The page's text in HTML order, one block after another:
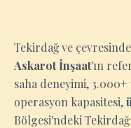
Tekirdağ ve çevresinde
Askarot İnşaat'ın
saha deneyimi,
operasyon kapasitesi,
Bölgesi'ndeki